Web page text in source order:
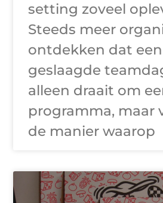
setting zoveel
Steeds meer
ontdekken dat een
geslaagde
alleen draait om
programma, maar
de manier waarop